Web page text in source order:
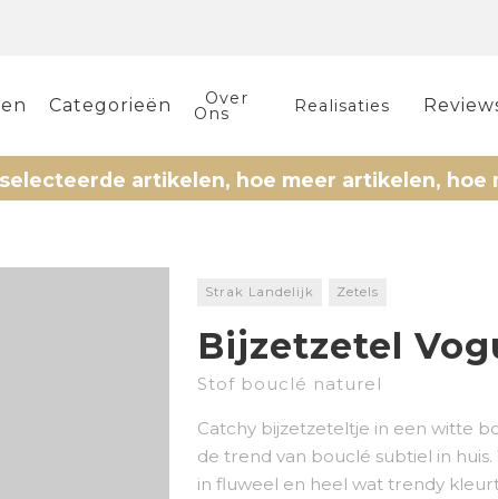
Categorieën Over
Ons Realisaties
artikelen, hoe meer artikelen, hoe meer
Strak Landelijk Zetels
Bijzetzetel
Stof bouclé naturel
Catchy bijzetzeteltje in een witte
de trend van bouclé subtiel in
in fluweel en heel wat trendy